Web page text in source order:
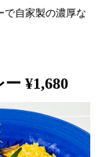
で自家製の濃厚な
¥1,680